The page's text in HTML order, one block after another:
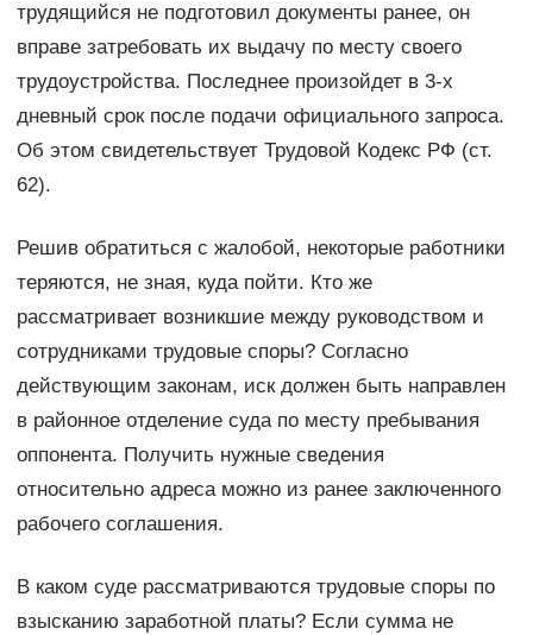
трудящийся не подготовил документы ранее, он
вправе затребовать их выдачу по месту своего
трудоустройства. Последнее произойдет в 3-х
дневный срок после подачи официального запроса.
Об этом свидетельствует Трудовой Кодекс РФ (ст.
62).
Решив обратиться с жалобой, некоторые работники
теряются, не зная, куда пойти. Кто же
рассматривает возникшие между руководством и
сотрудниками трудовые споры? Согласно
действующим законам, иск должен быть направлен
в районное отделение суда по месту пребывания
оппонента. Получить нужные сведения
относительно адреса можно из ранее заключенного
рабочего соглашения.
В каком суде рассматриваются трудовые споры по
взысканию заработной платы? Если сумма не